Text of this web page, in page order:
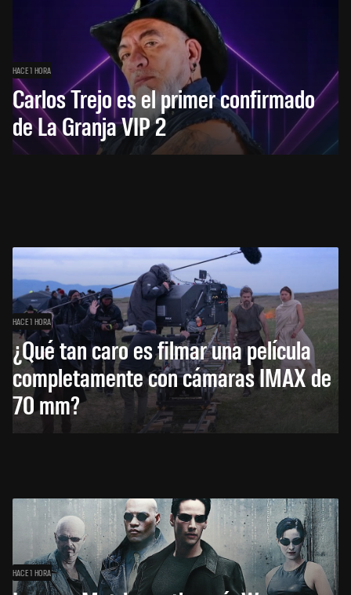
HACE 1 HORA
Carlos Trejo es el primer confirmado
de La Granja VIP 2
HACE 1 HORA
¿Qué tan caro es filmar una película
completamente con cámaras IMAX de
70 mm?
HACE 1 HORA